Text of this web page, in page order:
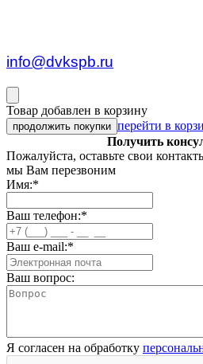
info@dvkspb.ru
Товар добавлен в корзину
продолжить покупки перейти в
Получить
Пожалуйста, оставьте свои
мы Вам перезвоним
Имя:*
Ваш телефон:*
Ваш e-mail:*
Ваш вопрос:
Я согласен на обработку